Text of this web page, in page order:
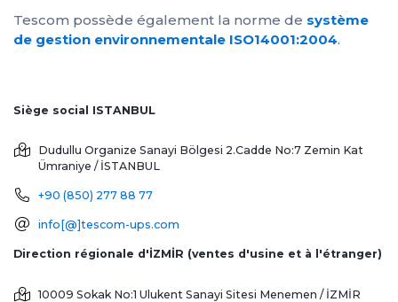
Tescom possède également la norme de système
de gestion environnementale ISO14001:2004.
Siège social ISTANBUL
Dudullu Organize Sanayi Bölgesi 2.Cadde No:7 Zemin Kat
Ümraniye / İSTANBUL
+90 (850) 277 88 77
info[@]tescom-ups.com
Direction régionale d'İZMİR (ventes d'usine et à l'étranger)
10009 Sokak No:1 Ulukent Sanayi Sitesi Menemen / İZMİR